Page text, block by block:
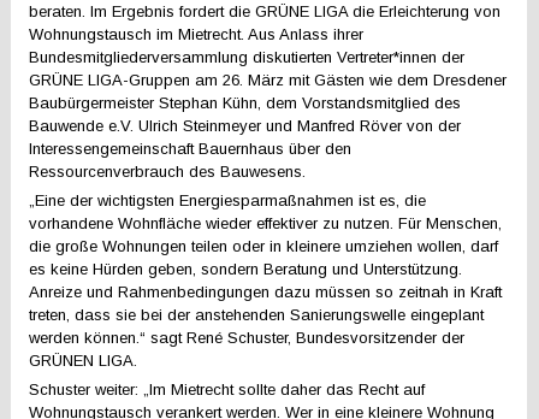
beraten. Im Ergebnis fordert die GRÜNE LIGA die Erleichterung von
Wohnungstausch im Mietrecht. Aus Anlass ihrer
Bundesmitgliederversammlung diskutierten Vertreter*innen der
GRÜNE LIGA-Gruppen am 26. März mit Gästen wie dem Dresdener
Baubürgermeister Stephan Kühn, dem Vorstandsmitglied des
Bauwende e.V. Ulrich Steinmeyer und Manfred Röver von der
Interessengemeinschaft Bauernhaus über den
Ressourcenverbrauch des Bauwesens.
„Eine der wichtigsten Energiesparmaßnahmen ist es, die
vorhandene Wohnfläche wieder effektiver zu nutzen. Für Menschen,
die große Wohnungen teilen oder in kleinere umziehen wollen, darf
es keine Hürden geben, sondern Beratung und Unterstützung.
Anreize und Rahmenbedingungen dazu müssen so zeitnah in Kraft
treten, dass sie bei der anstehenden Sanierungswelle eingeplant
werden können.“ sagt René Schuster, Bundesvorsitzender der
GRÜNEN LIGA.
Schuster weiter: „Im Mietrecht sollte daher das Recht auf
Wohnungstausch verankert werden. Wer in eine kleinere Wohnung